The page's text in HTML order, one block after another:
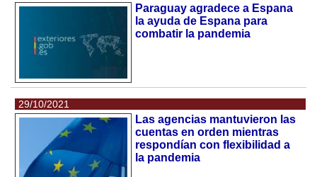
Paraguay agradece a Espana
la ayuda de Espana para
combatir la pandemia
29/10/2021
Las agencias mantuvieron las
cuentas en orden mientras
respondían con flexibilidad a
la pandemia